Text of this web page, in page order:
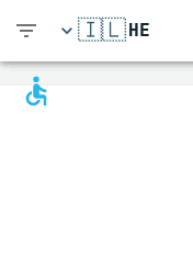
HE
🇮🇱